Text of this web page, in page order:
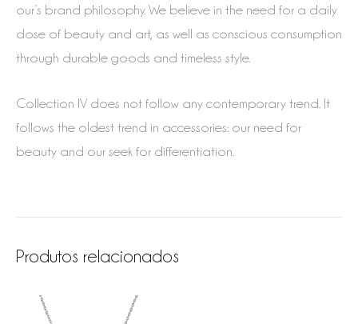
our’s brand philosophy. We believe in the need for a daily
dose of beauty and art, as well as conscious consumption
through durable goods and timeless style.
Collection IV does not follow any contemporary trend. It
follows the oldest trend in accessories: our need for
beauty and our seek for differentiation.
Produtos relacionados